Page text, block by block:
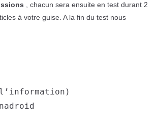
, chacun sera ensuite en test durant 2
à votre guise. A la fin du test nous